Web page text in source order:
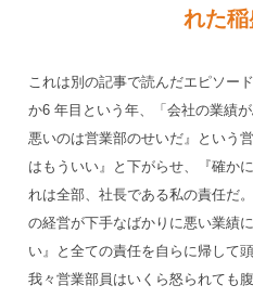
れた
これは別の記事で読んだエピソー
か6 年目という年、「会社の業績
悪いのは営業部のせいだ』という
はもういい』と下がらせ、『確か
れは全部、社長である私の責任だ
の経営が下手なばかりに悪い業績
い』と全ての責任を自らに帰して
我々営業部員はいくら怒られても